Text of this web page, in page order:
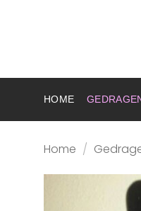
HOME
Home /